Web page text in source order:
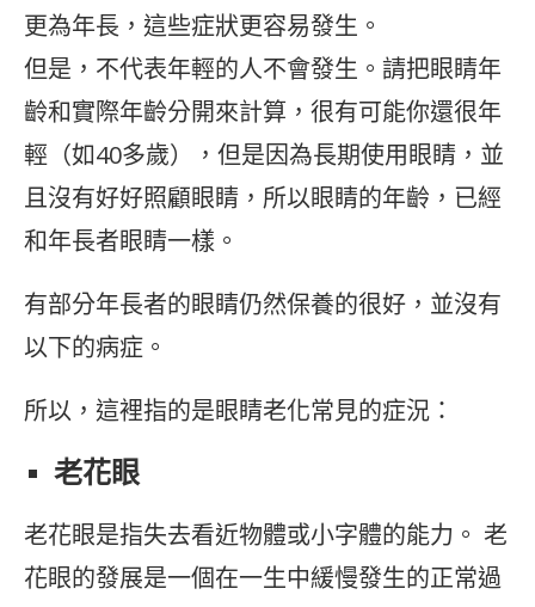
更為年長，這些症狀更容易發生。
但是，不代表年輕的人不會發生。請把眼睛年
齡和實際年齡分開來計算，很有可能你還很年
輕（如40多歲），但是因為長期使用眼睛，並
且沒有好好照顧眼睛，所以眼睛的年齡，已經
和年長者眼睛一樣。
有部分年長者的眼睛仍然保養的很好，並沒有
以下的病症。
所以，這裡指的是眼睛老化常見的症況：
老花眼
老花眼是指失去看近物體或小字體的能力。 老
花眼的發展是一個在一生中緩慢發生的正常過